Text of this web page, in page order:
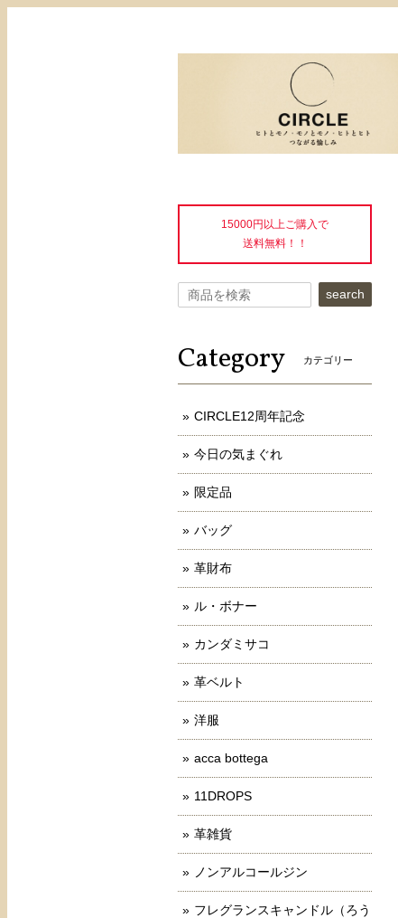
15000円以上ご購入で
送料無料！！
search
Category カテゴリー
CIRCLE12周年記念
今日の気まぐれ
限定品
バッグ
革財布
ル・ボナー
カンダミサコ
革ベルト
洋服
acca bottega
11DROPS
革雑貨
ノンアルコールジン
フレグランスキャンドル（ろう